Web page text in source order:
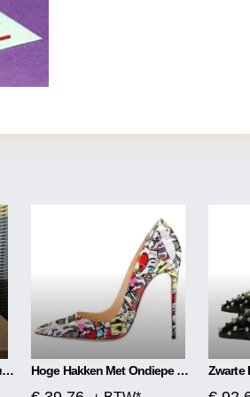
Kleurrijke Kralen Puntige Pumps Hoge Hakken Hoge Hakken Met Ondiepe Mond